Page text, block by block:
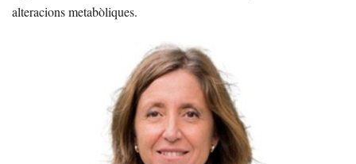
alteracions metabòliques.